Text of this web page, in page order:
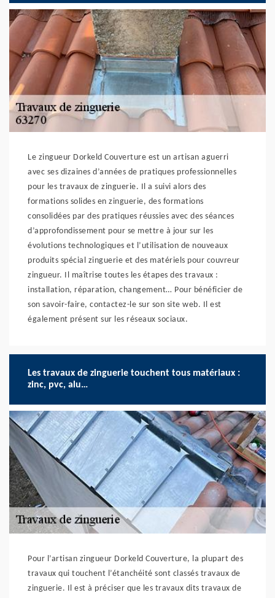
Le zingueur Dorkeld Couverture est un artisan aguerri
avec ses dizaines d’années de pratiques professionnelles
pour les travaux de zinguerie. Il a suivi alors des
formations solides en zinguerie, des formations
consolidées par des pratiques réussies avec des séances
d’approfondissement pour se mettre à jour sur les
évolutions technologiques et l’utilisation de nouveaux
produits spécial zinguerie et des matériels pour couvreur
zingueur. Il maîtrise toutes les étapes des travaux :
installation, réparation, changement… Pour bénéficier de
son savoir-faire, contactez-le sur son site web. Il est
également présent sur les réseaux sociaux.
Les travaux de zinguerie touchent tous matériaux :
zinc, pvc, alu…
Pour l’artisan zingueur Dorkeld Couverture, la plupart des
travaux qui touchent l’étanchéité sont classés travaux de
zinguerie. Il est à préciser que les travaux dits travaux de